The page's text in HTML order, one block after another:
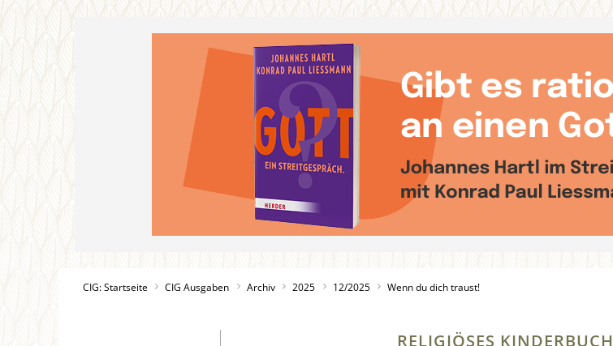
CIG: Startseite CIG Ausgaben Archiv 2025 12/2025 Wenn du dich traust!
RELIGIÖSES KINDERBUCH